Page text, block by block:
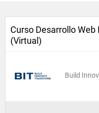
Curso Desarrollo Web
(Virtual)
Build